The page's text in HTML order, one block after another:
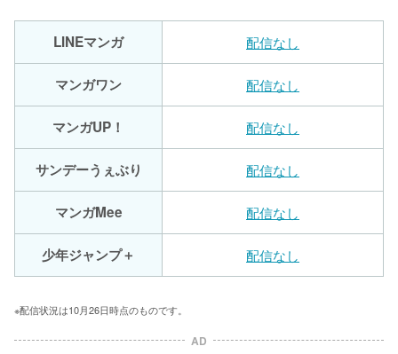
LINEマンガ 配信なし
マンガワン 配信なし
マンガUP！ 配信なし
サンデーうぇぶり 配信なし
マンガMee 配信なし
少年ジャンプ＋ 配信なし
※配信状況は10月26日時点のものです。
AD